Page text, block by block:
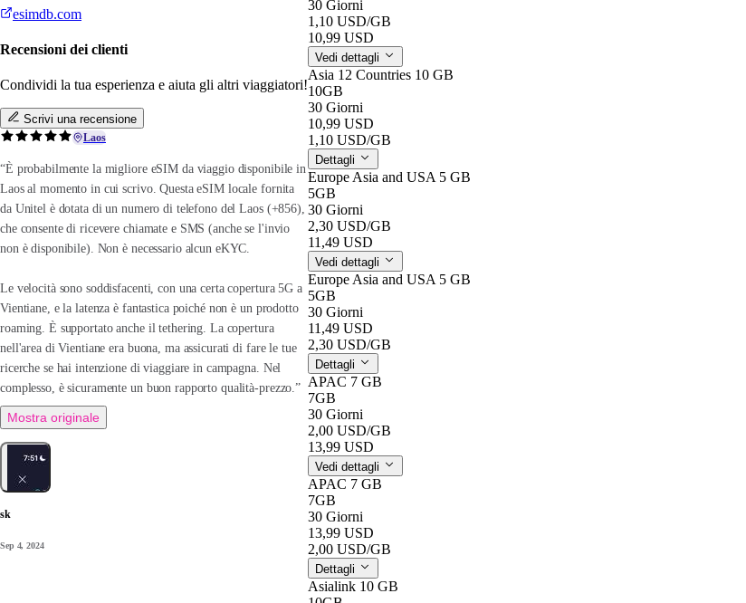
30 Giorni
1,10 USD/GB
10,99 USD
Vedi dettagli
Asia 12 Countries 10 GB
10GB
30 Giorni
10,99 USD
1,10 USD/GB
Dettagli
Europe Asia and USA 5 GB
5GB
30 Giorni
2,30 USD/GB
11,49 USD
Vedi dettagli
Europe Asia and USA 5 GB
5GB
30 Giorni
11,49 USD
2,30 USD/GB
Dettagli
APAC 7 GB
7GB
30 Giorni
2,00 USD/GB
13,99 USD
Vedi dettagli
APAC 7 GB
7GB
30 Giorni
13,99 USD
2,00 USD/GB
Dettagli
Asialink 10 GB
esimdb.com
Recensioni dei clienti
Condividi la tua esperienza e aiuta gli altri viaggiatori!
Scrivi una recensione
Laos
“È probabilmente la migliore eSIM da viaggio disponibile in
Laos al momento in cui scrivo. Questa eSIM locale fornita
da Unitel è dotata di un numero di telefono del Laos (+856),
che consente di ricevere chiamate e SMS (anche se l'invio
non è disponibile). Non è necessario alcun eKYC.
Le velocità sono soddisfacenti, con una certa copertura 5G a
Vientiane, e la latenza è fantastica poiché non è un prodotto
roaming. È supportato anche il tethering. La copertura
nell'area di Vientiane era buona, ma assicurati di fare le tue
ricerche se hai intenzione di viaggiare in campagna. Nel
complesso, è sicuramente un buon rapporto qualità-prezzo.”
Mostra originale
sk
Sep 4, 2024